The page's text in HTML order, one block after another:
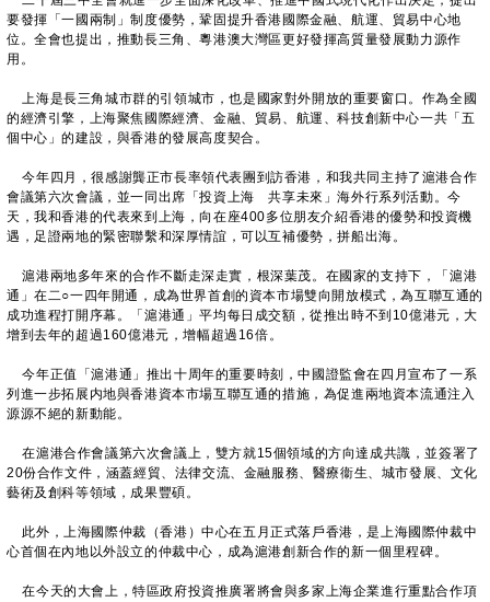
要發揮「一國兩制」制度優勢，鞏固提升香港國際金融、航運、貿易中心地
位。全會也提出，推動長三角、粵港澳大灣區更好發揮高質量發展動力源作
用。
上海是長三角城市群的引領城市，也是國家對外開放的重要窗口。作為全國
的經濟引擎，上海聚焦國際經濟、金融、貿易、航運、科技創新中心一共「五
個中心」的建設，與香港的發展高度契合。
今年四月，很感謝龔正市長率領代表團到訪香港，和我共同主持了滬港合作
會議第六次會議，並一同出席「投資上海 共享未來」海外行系列活動。今
天，我和香港的代表來到上海，向在座400多位朋友介紹香港的優勢和投資機
遇，足證兩地的緊密聯繫和深厚情誼，可以互補優勢，拼船出海。
滬港兩地多年來的合作不斷走深走實，根深葉茂。在國家的支持下，「滬港
通」在二○一四年開通，成為世界首創的資本市場雙向開放模式，為互聯互通的
成功進程打開序幕。「滬港通」平均每日成交額，從推出時不到10億港元，大
增到去年的超過160億港元，增幅超過16倍。
今年正值「滬港通」推出十周年的重要時刻，中國證監會在四月宣布了一系
列進一步拓展内地與香港資本市場互聯互通的措施，為促進兩地資本流通注入
源源不絕的新動能。
在滬港合作會議第六次會議上，雙方就15個領域的方向達成共識，並簽署了
20份合作文件，涵蓋經貿、法律交流、金融服務、醫療衞生、城市發展、文化
藝術及創科等領域，成果豐碩。
此外，上海國際仲裁（香港）中心在五月正式落戶香港，是上海國際仲裁中
心首個在內地以外設立的仲裁中心，成為滬港創新合作的新一個里程碑。
在今天的大會上，特區政府投資推廣署將會與多家上海企業進行重點合作項